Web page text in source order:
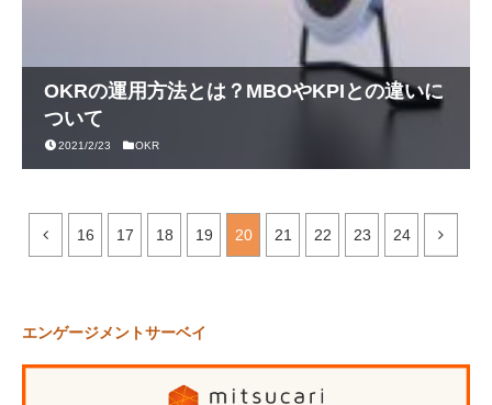
OKRの運用方法とは？MBOやKPIとの違いに
ついて
2021/2/23 OKR
16 17 18 19 20 21 22 23 24
エンゲージメントサーベイ